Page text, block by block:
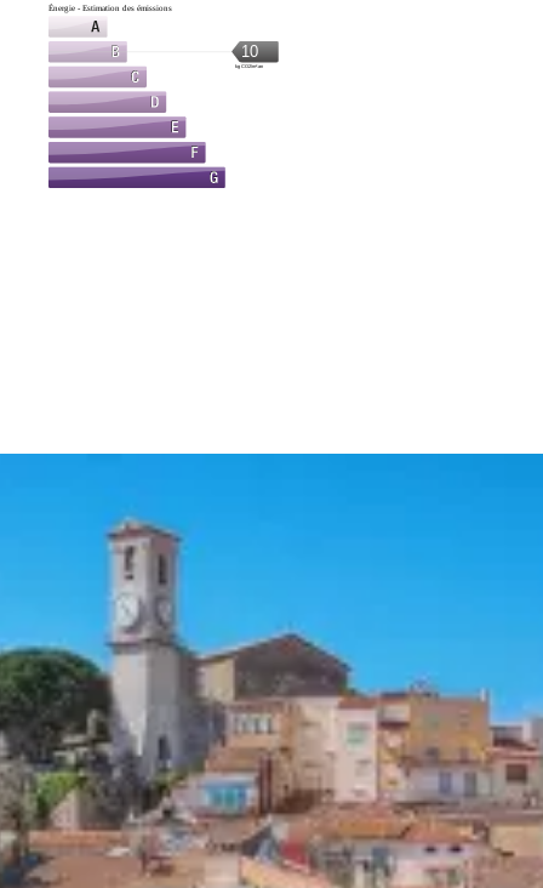
Énergie - Estimation des émissions
10
kg CO2/m².an